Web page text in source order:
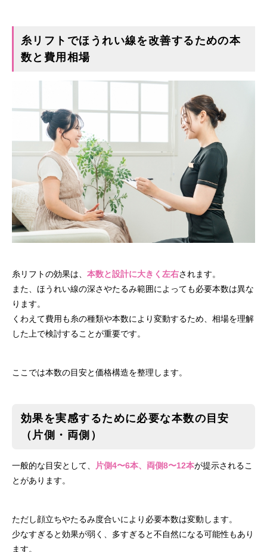
糸リフトでほうれい線を改善するための本
数と費用相場
糸リフトの効果は、 本数と設計に大きく左右されます。
また、ほうれい線の深さやたるみ範囲によっても必要本数は異な
ります。
くわえて費用も糸の種類や本数により変動するため、相場を理解
した上で検討することが重要です。
ここでは本数の目安と価格構造を整理します。
効果を実感するために必要な本数の目安
（片側・両側）
一般的な目安として、 片側4〜6本、両側8〜12本が提示されるこ
とがあります。
ただし顔立ちやたるみ度合いにより必要本数は変動します。
少なすぎると効果が弱く、多すぎると不自然になる可能性もあり
ます。